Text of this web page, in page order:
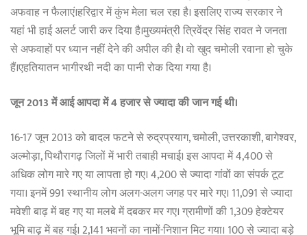
अफवाह न फैलाएं।हरिद्वार में कुंभ मेला चल रहा है। इसलिए राज्य सरकार ने
यहां भी हाई अलर्ट जारी कर दिया है।मुख्यमंत्री त्रिवेंद्र सिंह रावत ने जनता
से अफवाहों पर ध्यान नहीं देने की अपील की है। वो खुद चमोली रवाना हो चुके
हैं।एहतियातन भागीरथी नदी का पानी रोक दिया गया है।
जून 2013 में आई आपदा में 4 हजार से ज्यादा की जान गई थी।
16-17 जून 2013 को बादल फटने से रुद्रप्रयाग, चमोली, उत्तरकाशी, बागेश्वर,
अल्मोड़ा, पिथौरागढ़ जिलों में भारी तबाही मचाई। इस आपदा में 4,400 से
अधिक लोग मारे गए या लापता हो गए। 4,200 से ज्यादा गांवों का संपर्क टूट
गया। इनमें 991 स्थानीय लोग अलग-अलग जगह पर मारे गए। 11,091 से ज्यादा
मवेशी बाढ़ में बह गए या मलबे में दबकर मर गए। ग्रामीणों की 1,309 हेक्टेयर
भूमि बाढ़ में बह गई। 2,141 भवनों का नामों-निशान मिट गया। 100 से ज्यादा बड़े